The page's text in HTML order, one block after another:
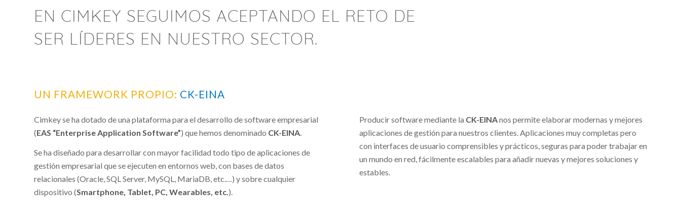
EN CIMKEY SEGUIMOS ACEPTANDO EL RETO DE
SER LÍDERES EN NUESTRO SECTOR.
UN FRAMEWORK PROPIO: CK-EINA
Cimkey se ha dotado de una plataforma para el desarrollo de software empresarial
(EAS “Enterprise Application Software”) que hemos denominado CK-EINA
Se ha diseñado para desarrollar con mayor facilidad todo tipo de aplicaciones de
gestión empresarial que se ejecuten en entornos web, con bases de datos
relacionales (Oracle, SQL Server, MySQL, MariaDB, etc.…) y sobre cualquier
dispositivo (Smartphone, Tablet, PC, Wearables, etc.).
Producir software mediante la CK-EINAnos permite elaborar modernas y mejores
aplicaciones de gestión para nuestros clientes. Aplicaciones muy completas pero
con interfaces de usuario comprensibles y prácticos, seguras para poder trabajar en
un mundo en red, fácilmente escalables para añadir nuevas y mejores soluciones y
estables.